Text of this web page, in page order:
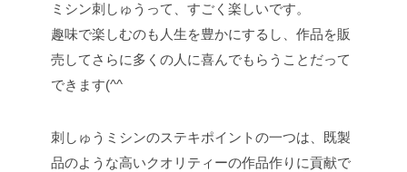
ミシン刺しゅうって、すごく楽しいです。
趣味で楽しむのも人生を豊かにするし、作品を販
売してさらに多くの人に喜んでもらうことだって
できます(^^
刺しゅうミシンのステキポイントの一つは、既製
品のような高いクオリティーの作品作りに貢献で